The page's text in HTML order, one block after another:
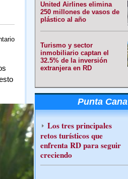
United Airlines elimina
250 millones de vasos de
plástico al año
Turismo y sector
inmobiliario captan el
32.5% de la inversión
extranjera en RD
Punta Cana
Los tres principales
retos turísticos que
enfrenta RD para seguir
creciendo